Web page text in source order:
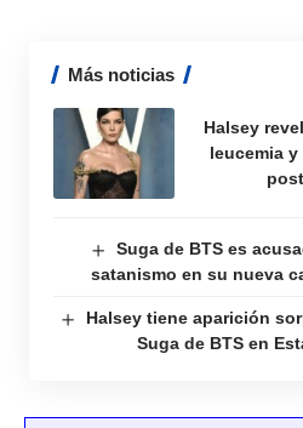
Más noticias
Halsey
leucemia
Suga de BTS es
satanismo en su nueva
Halsey tiene aparición
Suga de BTS en